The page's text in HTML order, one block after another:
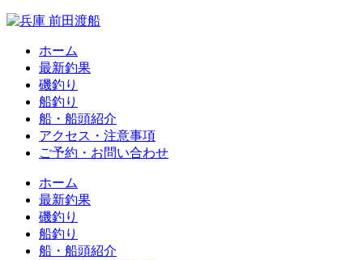
ホーム
最新釣果
磯釣り
船釣り
船・船頭紹介
アクセス・注意事項
ご予約・お問い合わせ
ホーム
最新釣果
磯釣り
船釣り
船・船頭紹介